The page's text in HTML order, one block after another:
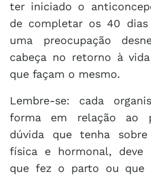
ter iniciado o
de completar os 40 dias
uma preocupação
cabeça no retorno à
que façam o mesmo.
Lembre-se: cada
forma em relação ao
dúvida que tenha
física e hormonal, deve
que fez o parto ou que